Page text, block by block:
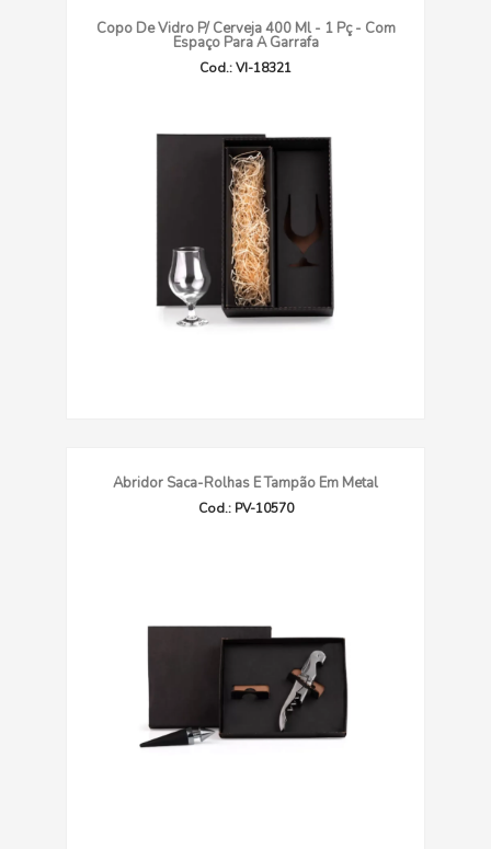
Copo De Vidro P/ Cerveja 400 Ml - 1 Pç - Com
Espaço Para A Garrafa
Cod.: VI-18321
Abridor Saca-Rolhas E Tampão Em Metal
Cod.: PV-10570